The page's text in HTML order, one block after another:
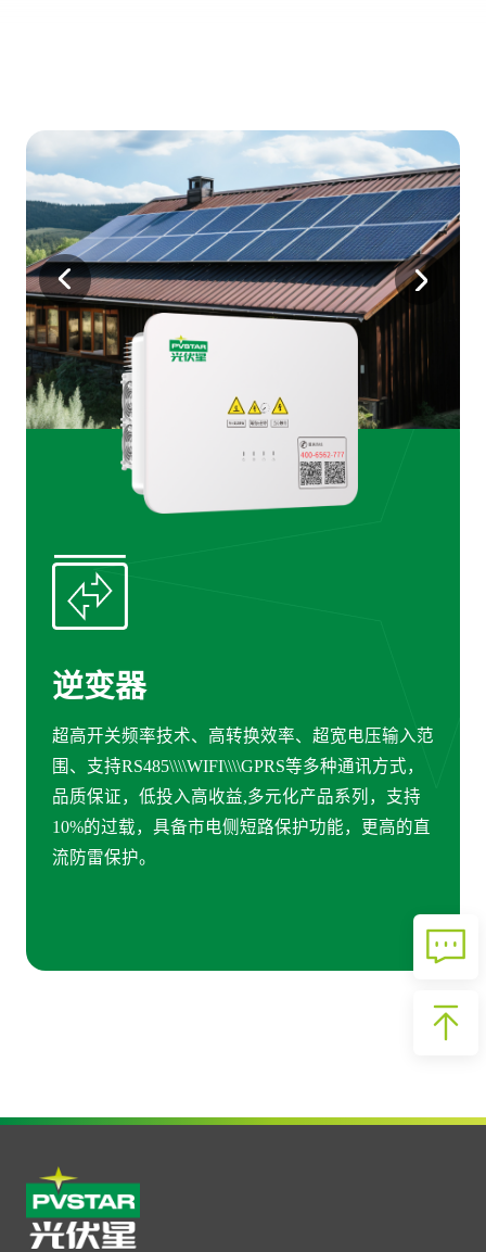
逆变器
超高开关频率技术、高转换效率、超宽电压输入范
围、支持RS485\\\\WIFI\\\\GPRS等多种通讯方式，
品质保证，低投入高收益,多元化产品系列，支持
10%的过载，具备市电侧短路保护功能，更高的直
流防雷保护。